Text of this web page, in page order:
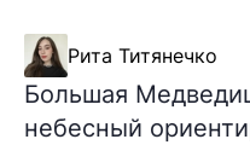
Рита Титянечко
Большая
небесный